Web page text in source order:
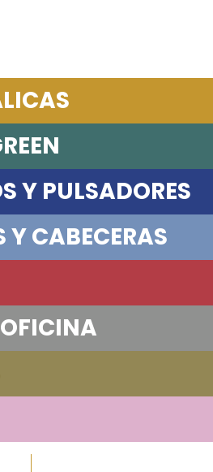
Y PULSADORES
Y CABECERAS